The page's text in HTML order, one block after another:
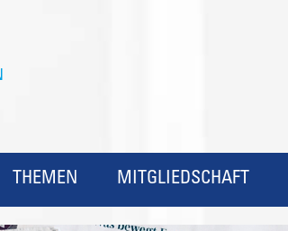
THEMEN MITGLIEDSCHAFT